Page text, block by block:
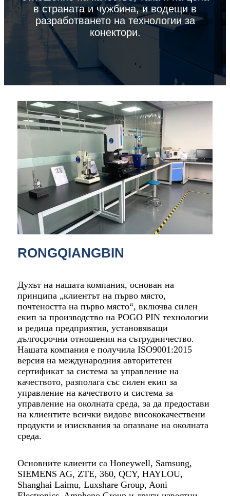
в страната и чужбина, и водещи в
разработването на технологии за
конектори.
RONGQIANGBIN
Духът на нашата компания, основан на
принципа „клиентът на първо място,
почтеността на първо място“, включва силен
екип за производство на POGO PIN технологии
и редица предприятия, установяващи
дългосрочни отношения на сътрудничество.
Нашата компания е получила ISO9001:2015
версия на международния авторитетен
сертификат за система за управление на
качеството, разполага със силен екип за
управление на качеството и система за
управление на околната среда, за да предостави
на клиентите всички видове висококачествени
продукти и изисквания за опазване на околната
среда.
Основните клиенти са Honeywell, Samsung,
SIEMENS AG, ZTE, 360, QCY, HAYLOU,
Shanghai Laimu, Luxshare Group, Aoni